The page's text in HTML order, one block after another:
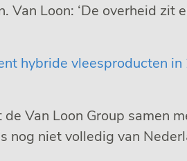
Loon: ‘De overheid zit
hybride vleesproducten in
Van Loon Group samen
nog niet volledig van